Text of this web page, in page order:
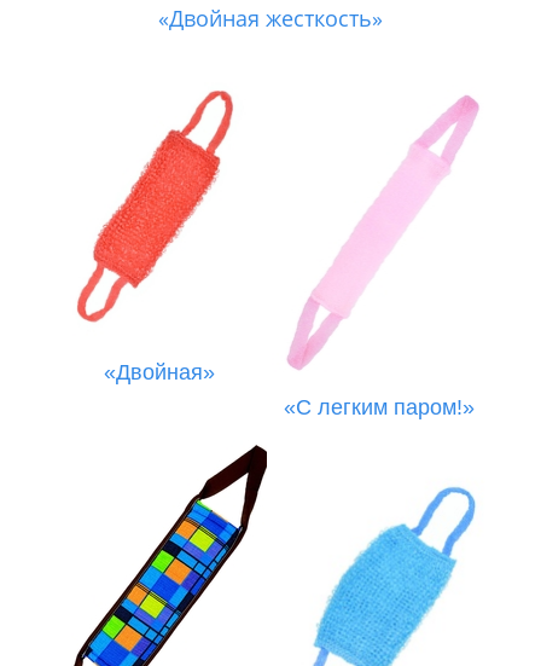
«Двойная жесткость»
«Двойная»
«С легким паром!»